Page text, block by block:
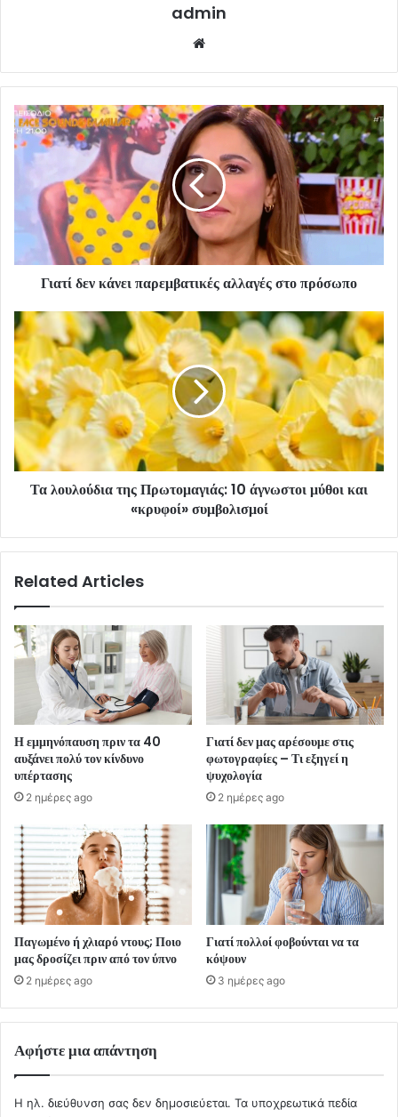
admin
Γιατί δεν κάνει παρεμβατικές αλλαγές στο πρόσωπο
Τα λουλούδια της Πρωτομαγιάς: 10 άγνωστοι μύθοι και
«κρυφοί» συμβολισμοί
Related Articles
Η εμμηνόπαυση πριν τα 40
αυξάνει πολύ τον κίνδυνο
υπέρτασης
2 ημέρες ago
Γιατί δεν μας αρέσουμε στις
φωτογραφίες – Τι εξηγεί η
ψυχολογία
2 ημέρες ago
Παγωμένο ή χλιαρό ντους; Ποιο
μας δροσίζει πριν από τον ύπνο
2 ημέρες ago
Γιατί πολλοί φοβούνται να τα
κόψουν
3 ημέρες ago
Αφήστε μια απάντηση
Η ηλ. διεύθυνση σας δεν δημοσιεύεται. Τα υποχρεωτικά πεδία